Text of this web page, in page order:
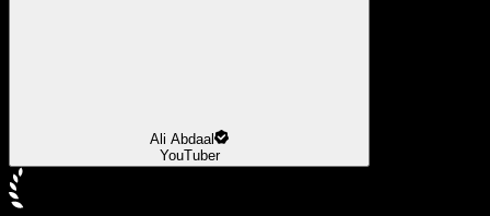
Ali Abdaal
YouTuber